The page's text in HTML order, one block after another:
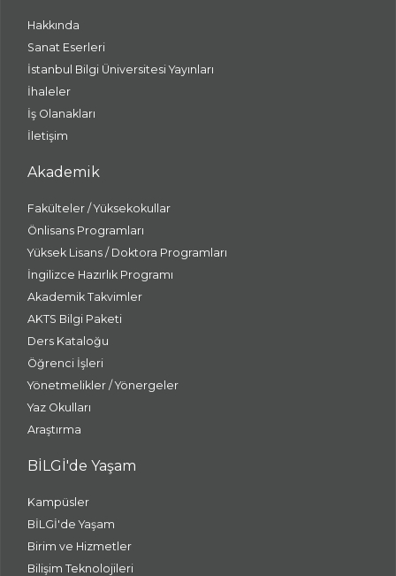
Hakkında
Sanat Eserleri
İstanbul Bilgi Üniversitesi Yayınları
İhaleler
İş Olanakları
İletişim
Akademik
Fakülteler / Yüksekokullar
Önlisans Programları
Yüksek Lisans / Doktora Programları
İngilizce Hazırlık Programı
Akademik Takvimler
AKTS Bilgi Paketi
Ders Kataloğu
Öğrenci İşleri
Yönetmelikler / Yönergeler
Yaz Okulları
Araştırma
BİLGİ'de Yaşam
Kampüsler
BİLGİ'de Yaşam
Birim ve Hizmetler
Bilişim Teknolojileri